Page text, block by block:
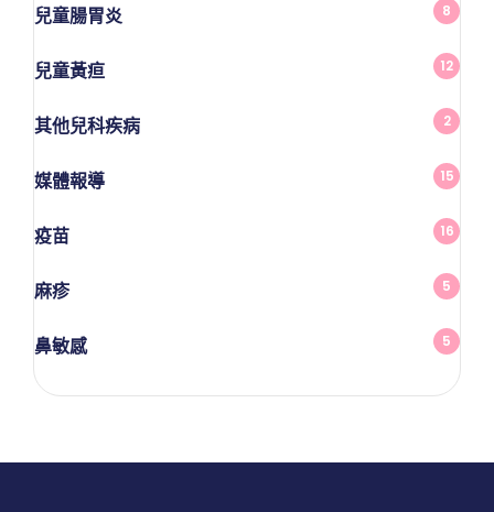
兒童腸胃炎 8
兒童黃疸 12
其他兒科疾病 2
媒體報導 15
疫苗 16
麻疹 5
鼻敏感 5